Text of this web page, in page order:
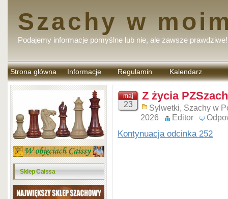
Szachy w
Podajemy informacje pomyślne lub nie, ale zawsze prawdziwe!
Strona główna Informacje Regulamin
komentarzy
Kalendarz
Sklep Caissa
maj
23
Z życia
Sylwetki, Szachy w
2026
Editor
Kontynuacja odcinka 252